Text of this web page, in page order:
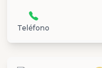
Teléfono